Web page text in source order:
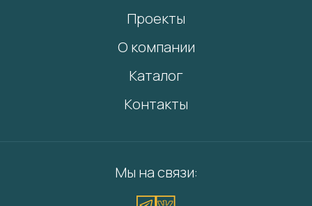
Проекты
О компании
Каталог
Контакты
Мы на связи: